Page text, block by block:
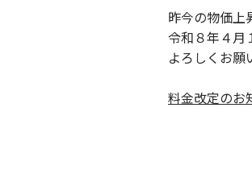
昨今の物価上
令和８年４月
よろしくお願
料金改定のお